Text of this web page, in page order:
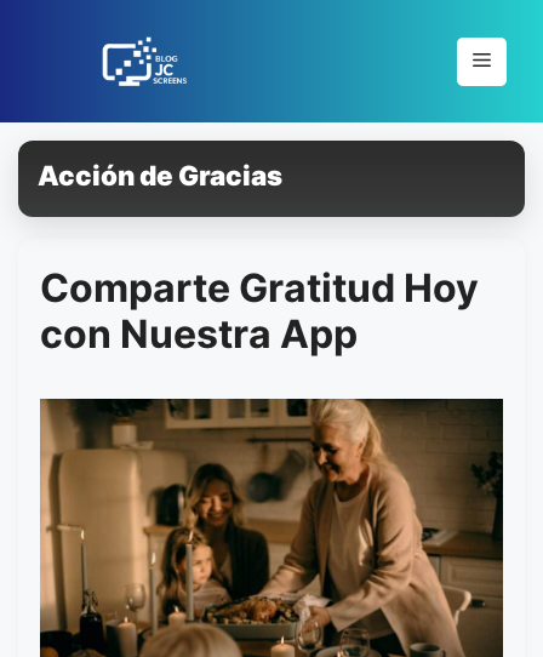
Menu
Acción de Gracias
Comparte Gratitud Hoy
con Nuestra App